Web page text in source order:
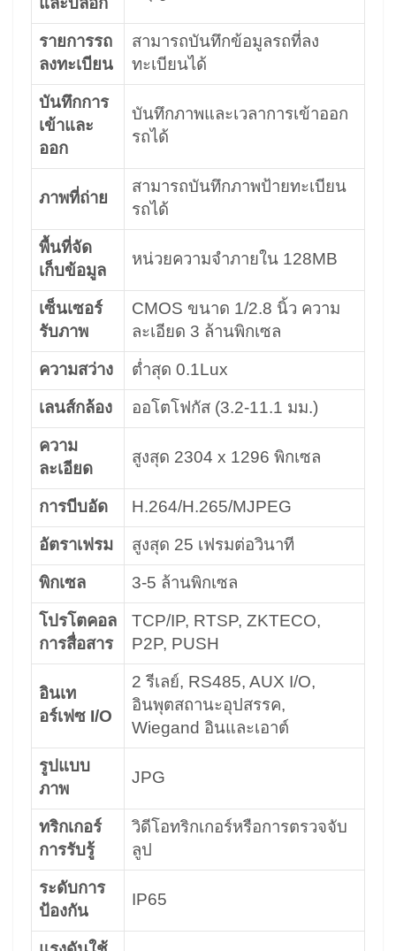
รายการรถ
ลงทะเบียน
สามารถบันทึกข้อมูลรถที่ลง
ทะเบียนได้
บันทึกการ
เข้าและ
ออก
บันทึกภาพและเวลาการเข้าออก
รถได้
ภาพที่ถ่าย
สามารถบันทึกภาพป้ายทะเบียน
รถได้
พื้นที่จัด
เก็บข้อมูล
หน่วยความจำภายใน 128MB
เซ็นเซอร์
รับภาพ
CMOS ขนาด 1/2.8 นิ้ว ความ
ละเอียด 3 ล้านพิกเซล
ความสว่าง ต่ำสุด 0.1Lux
เลนส์กล้อง ออโตโฟกัส (3.2-11.1 มม.)
ความ
ละเอียด
สูงสุด 2304 x 1296 พิกเซล
การบีบอัด H.264/H.265/MJPEG
อัตราเฟรม สูงสุด 25 เฟรมต่อวินาที
พิกเซล 3-5 ล้านพิกเซล
โปรโตคอล
การสื่อสาร
TCP/IP, RTSP, ZKTECO,
P2P, PUSH
อินเท
อร์เฟซ I/O
2 รีเลย์, RS485, AUX I/O,
อินพุตสถานะอุปสรรค,
Wiegand อินและเอาต์
รูปแบบ
ภาพ
JPG
ทริกเกอร์
การรับรู้
วิดีโอทริกเกอร์หรือการตรวจจับ
ลูป
ระดับการ
ป้องกัน
IP65